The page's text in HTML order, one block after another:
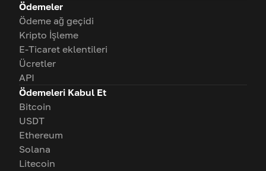
Ödemeler
Ödeme ağ geçidi
Kripto İşleme
E-Ticaret eklentileri
Ücretler
API
Ödemeleri Kabul Et
Bitcoin
USDT
Ethereum
Solana
Litecoin